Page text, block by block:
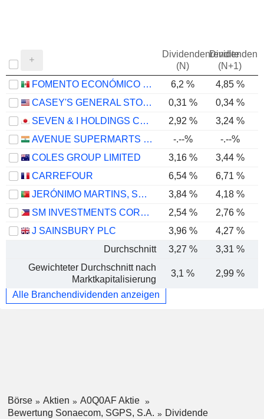
Dividendenrendite
(N)
(N+1)
FOMENTO ECONÓMICO MEXICANO, S.A.B. DE C.V. 6,2 % 4,85 %
CASEY'S GENERAL STORES, INC.
0,31 % 0,34 %
SEVEN & I HOLDINGS CO., LTD.
2,92 % 3,24 %
AVENUE SUPERMARTS LIMITED
-.--% -.--%
COLES GROUP LIMITED
3,16 % 3,44 %
CARREFOUR
6,54 % 6,71 %
JERÓNIMO MARTINS, SGPS, S.A.
3,84 % 4,18 %
SM INVESTMENTS CORPORATION
2,54 %
2,76 %
J SAINSBURY PLC
3,96 % 4,27 %
Durchschnitt
3,27 % 3,31 %
Gewichteter Durchschnitt nach
Marktkapitalisierung
3,1 % 2,99 %
Alle Branchendividenden anzeigen
Börse Aktien
A0Q0AF Aktie
Bewertung Sonaecom, SGPS, S.A.
Dividende